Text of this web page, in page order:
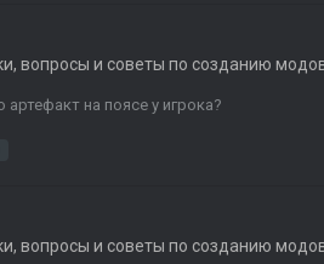
вопросы и советы по созданию
на поясе у игрока?
вопросы и советы по созданию